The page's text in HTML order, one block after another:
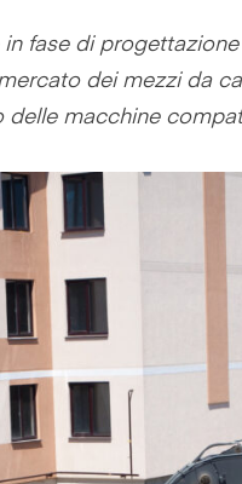
fase di
dei mezzi da
macchine